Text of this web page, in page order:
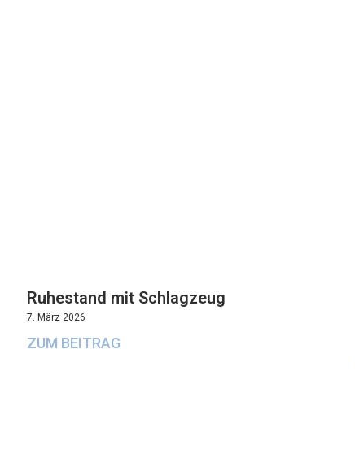
Ruhestand mit Schlagzeug
7. März 2026
ZUM BEITRAG